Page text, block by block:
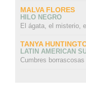
MALVA FLORES
HILO NEGRO
El ágata, el misterio,
TANYA
LATIN AMERICAN
Cumbres borrascosas